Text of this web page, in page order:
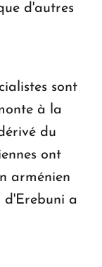
d'autres
sont
à la
du
ont
arménien
d'Erebuni a